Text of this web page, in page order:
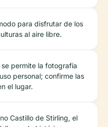
para disfrutar de los
al aire libre.
se permite la fotografía
personal; confirme las
el lugar.
Castillo de Stirling, el